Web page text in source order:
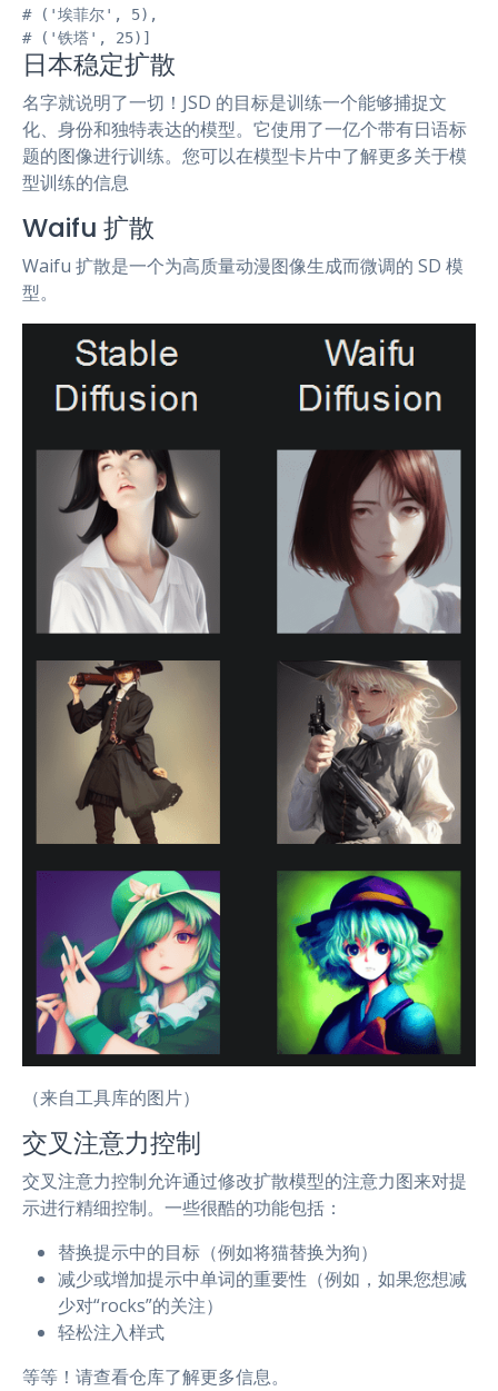
# ('埃菲尔', 5),
# ('铁塔', 25)]
日本稳定扩散
名字就说明了一切！JSD 的目标是训练一个能够捕捉文
化、身份和独特表达的模型。它使用了一亿个带有日语标
题的图像进行训练。您可以在模型卡片中了解更多关于模
型训练的信息
Waifu 扩散
Waifu 扩散是一个为高质量动漫图像生成而微调的 SD 模
型。
（来自工具库的图片）
交叉注意力控制
交叉注意力控制允许通过修改扩散模型的注意力图来对提
示进行精细控制。一些很酷的功能包括：
替换提示中的目标（例如将猫替换为狗）
减少或增加提示中单词的重要性（例如，如果您想减
少对“rocks”的关注）
轻松注入样式
等等！请查看仓库了解更多信息。